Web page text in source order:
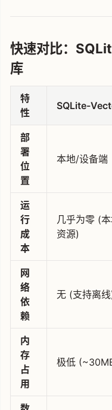
快速对比：
库
特
性
SQLite-
部
署
位
置
本地/设备端
运
行
成
本
几乎为零 (
资源)
网
络
依
赖
无 (支持离线
内
存
占
用
极低